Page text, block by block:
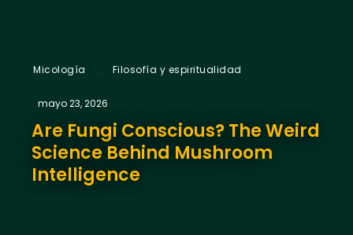
Micología , Filosofía y espiritualidad
mayo 23, 2026
Are Fungi Conscious? The Weird
Science Behind Mushroom
Intelligence